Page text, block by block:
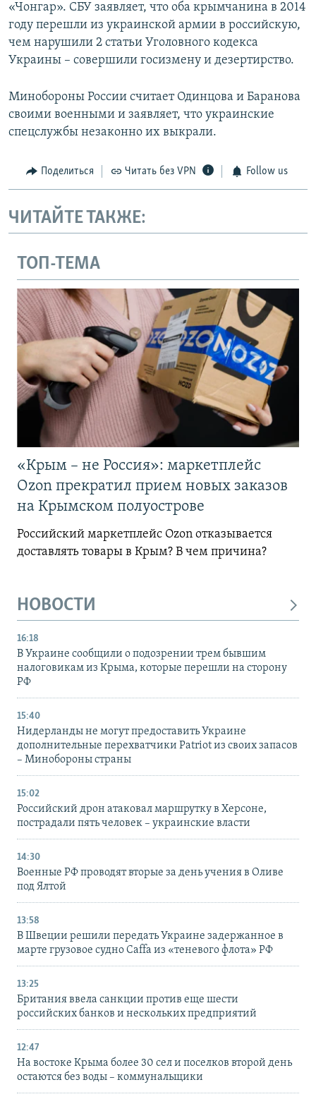
«Чонгар». СБУ заявляет, что оба крымчанина в 2014
году перешли из украинской армии в российскую,
чем нарушили 2 статьи Уголовного кодекса
Украины – совершили госизмену и дезертирство.
Минобороны России считает Одинцова и Баранова
своими военными и заявляет, что украинские
спецслужбы незаконно их выкрали.
Поделиться Читать без VPN Follow us
ЧИТАЙТЕ ТАКЖЕ:
ТОП-ТЕМА
«Крым – не Россия»: маркетплейс
Ozon прекратил прием новых заказов
на Крымском полуострове
Российский маркетплейс Ozon отказывается
доставлять товары в Крым? В чем причина?
НОВОСТИ
16:18
В Украине сообщили о подозрении трем бывшим
налоговикам из Крыма, которые перешли на сторону
РФ
15:40
Нидерланды не могут предоставить Украине
дополнительные перехватчики Patriot из своих запасов
– Минобороны страны
15:02
Российский дрон атаковал маршрутку в Херсоне,
пострадали пять человек – украинские власти
14:30
Военные РФ проводят вторые за день учения в Оливе
под Ялтой
13:58
В Швеции решили передать Украине задержанное в
марте грузовое судно Caffa из «теневого флота» РФ
13:25
Британия ввела санкции против еще шести
российских банков и нескольких предприятий
12:47
На востоке Крыма более 30 сел и поселков второй день
остаются без воды – коммунальщики